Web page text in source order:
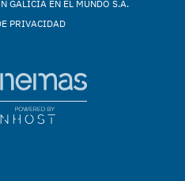
GALICIA EN EL MUNDO S.A.
PRIVACIDAD